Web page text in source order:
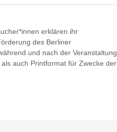
erklären ihr
des Berliner
und nach der Veranstaltung
auch Printformat für Zwecke der